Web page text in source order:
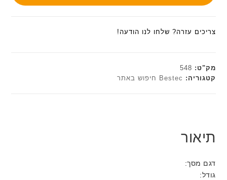
צריכים עזרה? שלחו לנו הודעה!
מק"ט: 548
קטגוריה: Bestec חיפוש באתר
תיאור
דגם מסך:
גודל: